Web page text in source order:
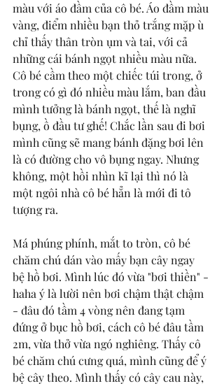
màu với áo đầm của cô bé. Áo đầm màu
vàng, điểm nhiều bạn thỏ trắng mặp ù
chỉ thấy thân tròn ụm và tai, với cả
những cái bánh ngọt nhiều màu nữa.
Cô bé cầm theo một chiếc túi trong, ở
trong có gì đó nhiều màu lắm, ban đầu
mình tưởng là bánh ngọt, thế là nghĩ
bụng, ồ đầu tư ghế! Chắc lần sau đi bơi
mình cũng sẽ mang bánh đặng bơi lên
là có đường cho vô bụng ngay. Nhưng
không, một hồi nhìn kĩ lại thì nó là
một ngôi nhà cô bé hẳn là mới đi tô
tượng ra.
Má phúng phính, mắt to tròn, cô bé
chăm chú dán vào mấy bạn cây ngay
bệ hồ bơi. Mình lúc đó vừa "bơi thiền" -
haha ý là lười nên bơi chậm thật chậm
- đâu đó tầm 4 vòng nên đang tạm
đứng ở bục hồ bơi, cách cô bé đâu tầm
2m, vừa thở vừa ngó nghiêng. Thấy cô
bé chăm chú cưng quá, mình cũng để ý
bệ cây theo. Mình thấy có cây cau này,